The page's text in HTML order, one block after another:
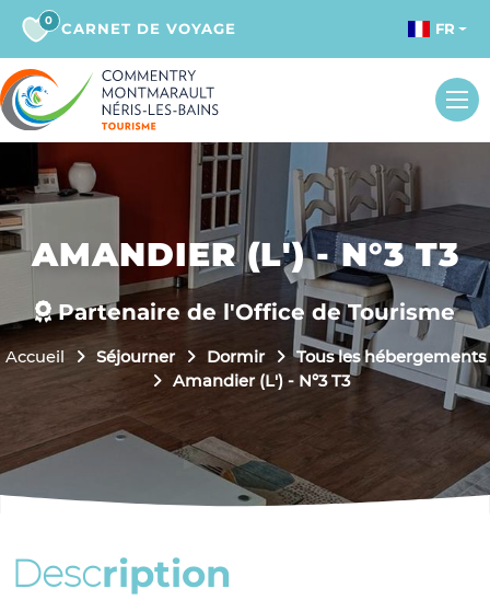
0 CARNET DE VOYAGE FR
AMANDIER (L') - N°3 T3
Partenaire de l'Office de Tourisme
Accueil Séjourner Dormir
Tous les hébergements
Amandier (L') - N°3 T3
Description